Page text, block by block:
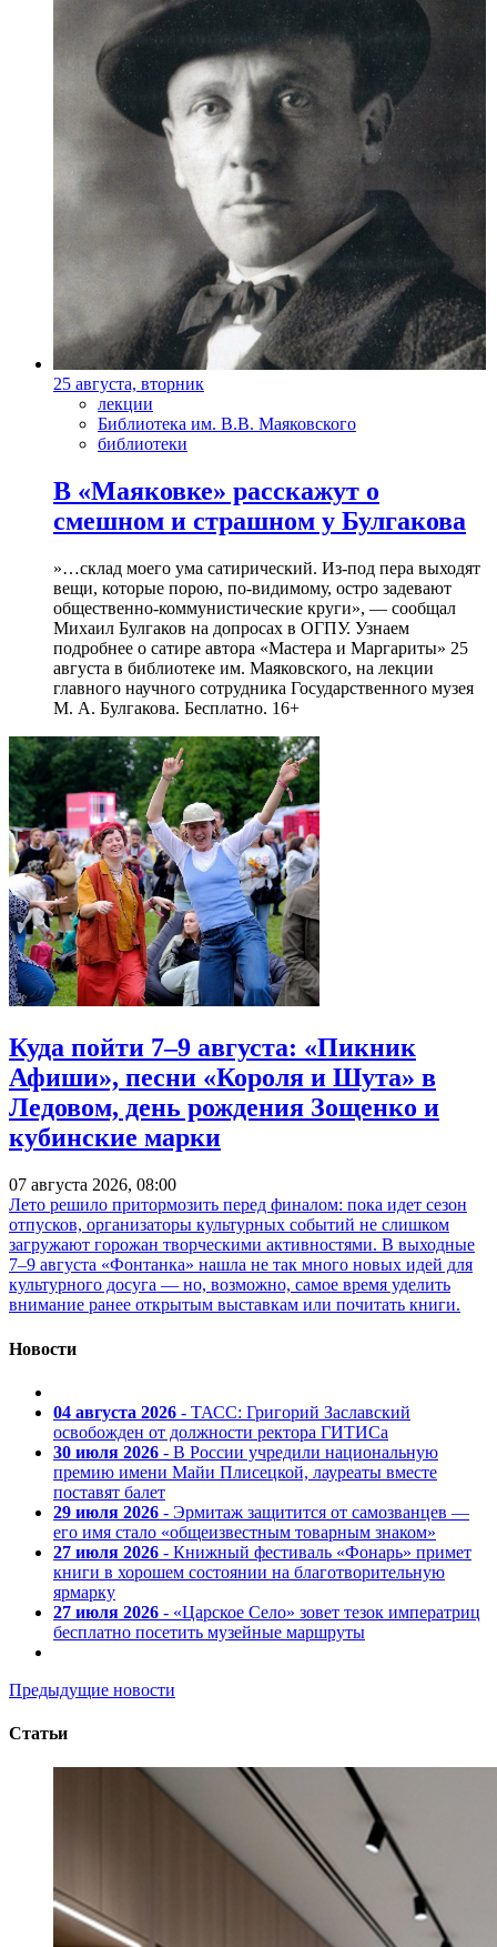
25 августа, вторник
лекции
Библиотека им. В.В. Маяковского
библиотеки
В «Маяковке» расскажут о
смешном и страшном у Булгакова
»…склад моего ума сатирический. Из-под пера выходят
вещи, которые порою, по-видимому, остро задевают
общественно-коммунистические круги», — сообщал
Михаил Булгаков на допросах в ОГПУ. Узнаем
подробнее о сатире автора «Мастера и Маргариты» 25
августа в библиотеке им. Маяковского, на лекции
главного научного сотрудника Государственного музея
М. А. Булгакова. Бесплатно. 16+
Куда пойти 7–9 августа: «Пикник
Афиши», песни «Короля и Шута» в
Ледовом, день рождения Зощенко и
кубинские марки
07 августа 2026, 08:00
Лето решило притормозить перед финалом: пока идет сезон
отпусков, организаторы культурных событий не слишком
загружают горожан творческими активностями. В выходные
7–9 августа «Фонтанка» нашла не так много новых идей для
культурного досуга — но, возможно, самое время уделить
внимание ранее открытым выставкам или почитать книги.
Новости
04 августа 2026 - ТАСС: Григорий Заславский
освобожден от должности ректора ГИТИСа
30 июля 2026 - В России учредили национальную
премию имени Майи Плисецкой, лауреаты вместе
поставят балет
29 июля 2026 - Эрмитаж защитится от самозванцев —
его имя стало «общеизвестным товарным знаком»
27 июля 2026 - Книжный фестиваль «Фонарь» примет
книги в хорошем состоянии на благотворительную
ярмарку
27 июля 2026 - «Царское Село» зовет тезок императриц
бесплатно посетить музейные маршруты
Предыдущие новости
Статьи